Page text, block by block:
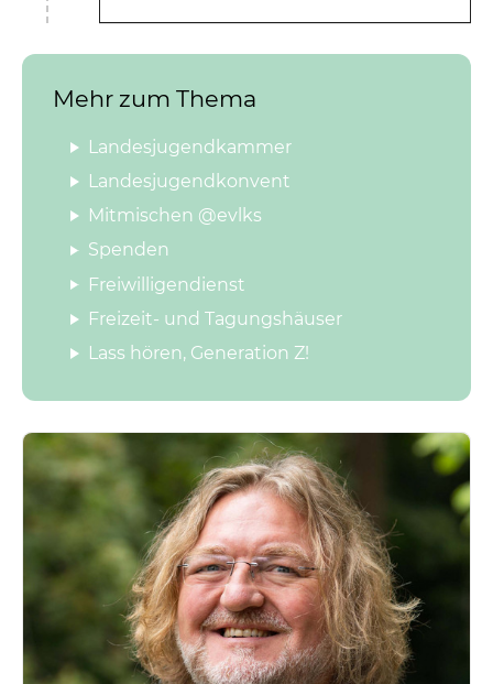
Mehr zum Thema
Landesjugendkammer
Landesjugendkonvent
Mitmischen @evlks
Spenden
Freiwilligendienst
Freizeit- und Tagungshäuser
Lass hören, Generation Z!